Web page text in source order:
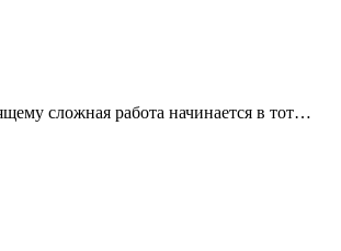
сложная работа начинается в тот…